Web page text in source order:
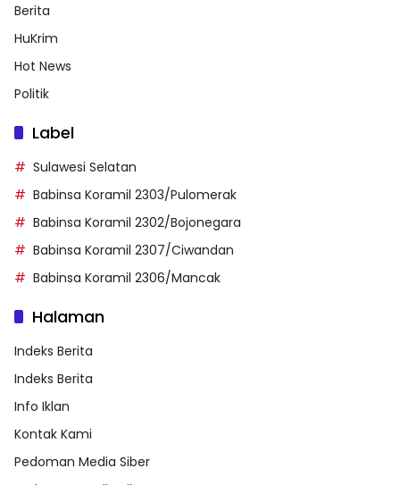
Berita
HuKrim
Hot News
Politik
Label
Sulawesi Selatan
Babinsa Koramil 2303/Pulomerak
Babinsa Koramil 2302/Bojonegara
Babinsa Koramil 2307/Ciwandan
Babinsa Koramil 2306/Mancak
Halaman
Indeks Berita
Indeks Berita
Info Iklan
Kontak Kami
Pedoman Media Siber